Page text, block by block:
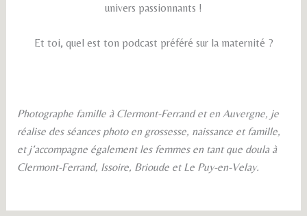
univers passionnants !
Et toi, quel est ton podcast préféré sur la maternité ?
Photographe famille à Clermont-Ferrand et en Auvergne, je
réalise des séances photo en grossesse, naissance et famille,
et j’accompagne également les femmes en tant que doula à
Clermont-Ferrand, Issoire, Brioude et Le Puy-en-Velay.